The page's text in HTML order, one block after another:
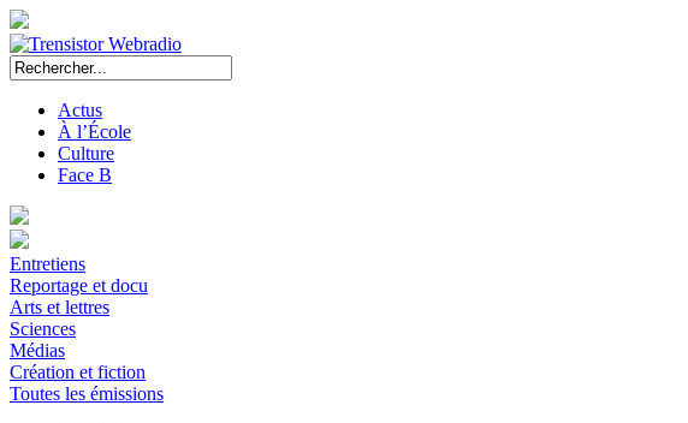
Actus
À l’École
Culture
Face B
Entretiens
Reportage et docu
Arts et lettres
Sciences
Médias
Création et fiction
Toutes les émissions